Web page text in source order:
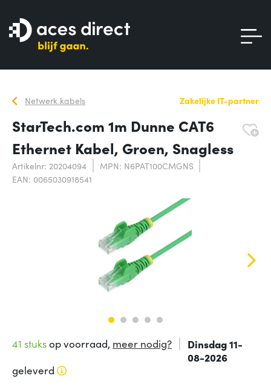
Netwerk kabels Zakelijke IT-partner
StarTech.com 1m Dunne CAT6
Ethernet Kabel, Groen, Snagless
Artikelnr: 20204094
MPN: N6PAT100CMGNS
EAN: 0065030918541
41 stuksop voorraad, meer nodig?
Dinsdag 11-
08-2026
geleverd